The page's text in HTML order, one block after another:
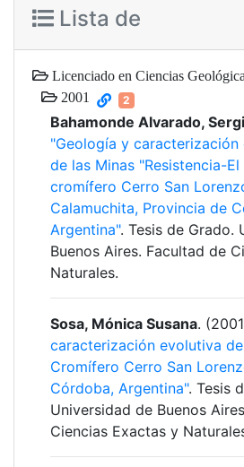
Lista de
Licenciado en Ciencias
2001 2
Bahamonde Alvarado,
"Geología y caracterización
de las Minas "Resistencia-
cromífero Cerro San
Calamuchita, Provincia de
Argentina". Tesis de Grado.
Buenos Aires. Facultad de
Naturales.
Sosa, Mónica Susana.
caracterización evolutiva
Cromífero Cerro San
Córdoba, Argentina". Tesis
Universidad de Buenos
Ciencias Exactas y